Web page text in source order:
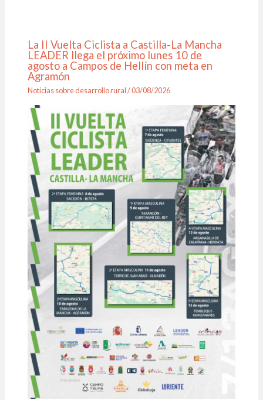
La II Vuelta Ciclista a Castilla-La Mancha
LEADER llega el próximo lunes 10 de
agosto a Campos de Hellín con meta en
Agramón
Noticias sobre desarrollo rural/03/08/2026